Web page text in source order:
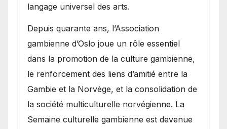
langage universel des arts.
​Depuis quarante ans, l’Association
gambienne d’Oslo joue un rôle essentiel
dans la promotion de la culture gambienne,
le renforcement des liens d’amitié entre la
Gambie et la Norvège, et la consolidation de
la société multiculturelle norvégienne. La
Semaine culturelle gambienne est devenue